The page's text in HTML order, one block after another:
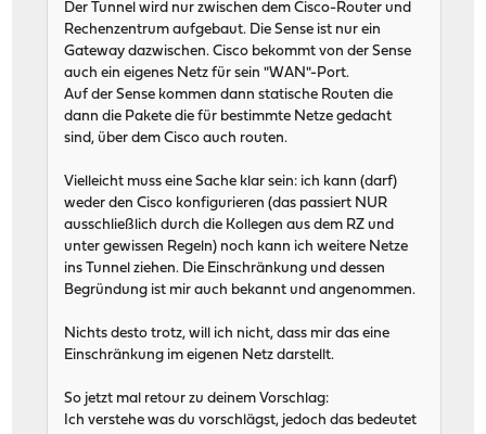
Der Tunnel wird nur zwischen dem Cisco-Router und
Rechenzentrum aufgebaut. Die Sense ist nur ein
Gateway dazwischen. Cisco bekommt von der Sense
auch ein eigenes Netz für sein "WAN"-Port.
Auf der Sense kommen dann statische Routen die
dann die Pakete die für bestimmte Netze gedacht
sind, über dem Cisco auch routen.
Vielleicht muss eine Sache klar sein: ich kann (darf)
weder den Cisco konfigurieren (das passiert NUR
ausschließlich durch die Kollegen aus dem RZ und
unter gewissen Regeln) noch kann ich weitere Netze
ins Tunnel ziehen. Die Einschränkung und dessen
Begründung ist mir auch bekannt und angenommen.
Nichts desto trotz, will ich nicht, dass mir das eine
Einschränkung im eigenen Netz darstellt.
So jetzt mal retour zu deinem Vorschlag:
Ich verstehe was du vorschlägst, jedoch das bedeutet